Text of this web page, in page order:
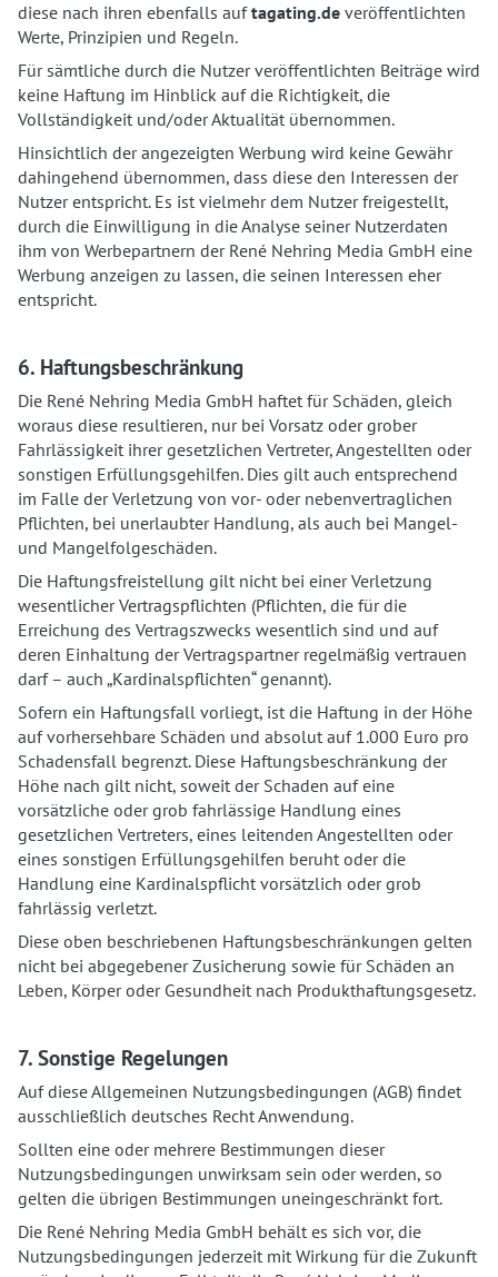
diese nach ihren ebenfalls auftagating.de veröffentlichten
Werte, Prinzipien und Regeln.
Für sämtliche durch die Nutzer veröffentlichten Beiträge wird
keine Haftung im Hinblick auf die Richtigkeit, die
Vollständigkeit und/oder Aktualität übernommen.
Hinsichtlich der angezeigten Werbung wird keine Gewähr
dahingehend übernommen, dass diese den Interessen der
Nutzer entspricht. Es ist vielmehr dem Nutzer freigestellt,
durch die Einwilligung in die Analyse seiner Nutzerdaten
ihm von Werbepartnern der René Nehring Media GmbH eine
Werbung anzeigen zu lassen, die seinen Interessen eher
entspricht.
6. Haftungsbeschränkung
Die René Nehring Media GmbH haftet für Schäden, gleich
woraus diese resultieren, nur bei Vorsatz oder grober
Fahrlässigkeit ihrer gesetzlichen Vertreter, Angestellten oder
sonstigen Erfüllungsgehilfen. Dies gilt auch entsprechend
im Falle der Verletzung von vor- oder nebenvertraglichen
Pflichten, bei unerlaubter Handlung, als auch bei Mangel-
und Mangelfolgeschäden.
Die Haftungsfreistellung gilt nicht bei einer Verletzung
wesentlicher Vertragspflichten (Pflichten, die für die
Erreichung des Vertragszwecks wesentlich sind und auf
deren Einhaltung der Vertragspartner regelmäßig vertrauen
darf – auch „Kardinalspflichten“ genannt).
Sofern ein Haftungsfall vorliegt, ist die Haftung in der Höhe
auf vorhersehbare Schäden und absolut auf 1.000 Euro pro
Schadensfall begrenzt. Diese Haftungsbeschränkung der
Höhe nach gilt nicht, soweit der Schaden auf eine
vorsätzliche oder grob fahrlässige Handlung eines
gesetzlichen Vertreters, eines leitenden Angestellten oder
eines sonstigen Erfüllungsgehilfen beruht oder die
Handlung eine Kardinalspflicht vorsätzlich oder grob
fahrlässig verletzt.
Diese oben beschriebenen Haftungsbeschränkungen gelten
nicht bei abgegebener Zusicherung sowie für Schäden an
Leben, Körper oder Gesundheit nach Produkthaftungsgesetz.
7. Sonstige Regelungen
Auf diese Allgemeinen Nutzungsbedingungen (AGB) findet
ausschließlich deutsches Recht Anwendung.
Sollten eine oder mehrere Bestimmungen dieser
Nutzungsbedingungen unwirksam sein oder werden, so
gelten die übrigen Bestimmungen uneingeschränkt fort.
Die René Nehring Media GmbH behält es sich vor, die
Nutzungsbedingungen jederzeit mit Wirkung für die Zukunft